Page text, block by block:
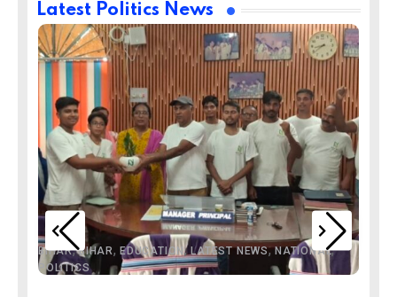
Latest Politics News
BIHAR,BIHAR, EDUCATION,LATEST NEWS,NATIONAL,
POLITICS